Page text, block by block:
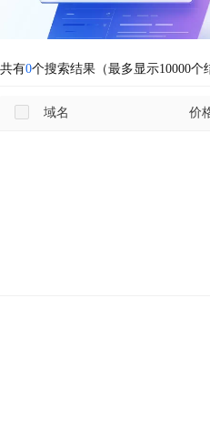
共有0个搜索结果（最多显示10000个
域名 价